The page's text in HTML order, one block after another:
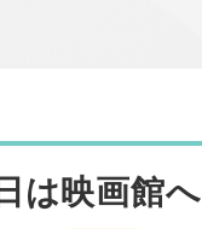
は映画館へ